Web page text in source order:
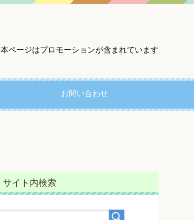
本ページはプロモーションが含まれています
お問い合わせ
サイト内検索